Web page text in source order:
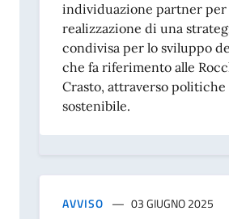
individuazione partner per
realizzazione di una
condivisa per lo sviluppo
che fa riferimento alle
Crasto, attraverso
sostenibile.
AVVISO 03 GIUGNO 2025